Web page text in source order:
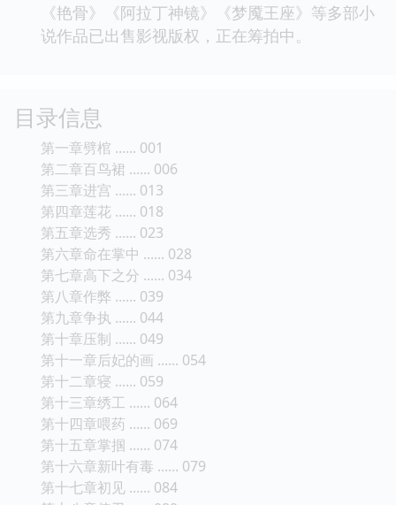
《艳骨》《阿拉丁神镜》《梦魇王座》等多部小
说作品已出售影视版权，正在筹拍中。
目录信息
第一章劈棺 ...... 001
第二章百鸟裙 ...... 006
第三章进宫 ...... 013
第四章莲花 ...... 018
第五章选秀 ...... 023
第六章命在掌中 ...... 028
第七章高下之分 ...... 034
第八章作弊 ...... 039
第九章争执 ...... 044
第十章压制 ...... 049
第十一章后妃的画 ...... 054
第十二章寝 ...... 059
第十三章绣工 ...... 064
第十四章喂药 ...... 069
第十五章掌掴 ...... 074
第十六章新叶有毒 ...... 079
第十七章初见 ...... 084